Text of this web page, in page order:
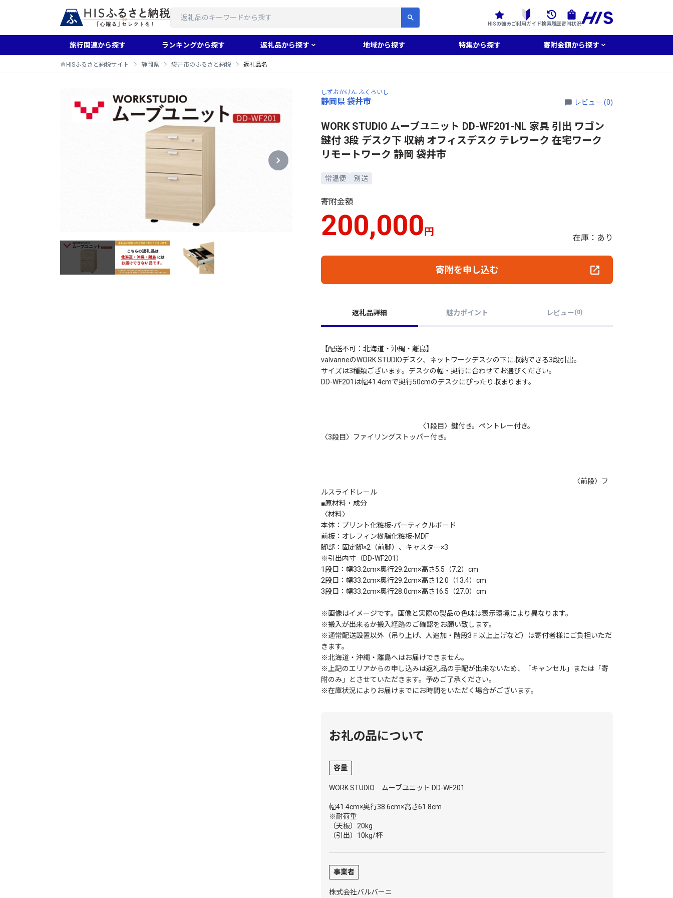
HISの強みご利用ガイド検索履歴寄附状況
旅行関連から探す ランキングから探す 返礼品から探す 地域から探す 特集から探す 寄附金額から探す
HISふるさと納税サイト 静岡県 袋井市のふるさと納税 返礼品名
しずおかけん ふくろいし
静岡県 袋井市 レビュー (0)
WORK STUDIO ムーブユニット DD-WF201-NL 家具 引出 ワゴン
鍵付 3段 デスク下 収納 オフィスデスク テレワーク 在宅ワーク
リモートワーク 静岡 袋井市
常温便 別送
寄附金額
200,000円
在庫：あり
寄附を申し込む
返礼品詳細 魅力ポイント レビュー(0)
【配送不可：北海道・沖縄・離島】
valvanneのWORK STUDIOデスク、ネットワークデスクの下に収納できる3段引出。
サイズは3種類ございます。デスクの幅・奥行に合わせてお選びください。
DD-WF201は幅41.4cmで奥行50cmのデスクにぴったり収まります。
〈1段目〉鍵付き。ペントレー付き。
〈3段目〉ファイリングストッパー付き。
〈前段〉フ
ルスライドレール
■原材料・成分
〈材料〉
本体：プリント化粧板-パーティクルボード
前板：オレフィン樹脂化粧板-MDF
脚部：固定脚×2（前脚）、キャスター×3
※引出内寸（DD-WF201）
1段目：幅33.2cm×奥行29.2cm×高さ5.5（7.2）cm
2段目：幅33.2cm×奥行29.2cm×高さ12.0（13.4）cm
3段目：幅33.2cm×奥行28.0cm×高さ16.5（27.0）cm
※画像はイメージです。画像と実際の製品の色味は表示環境により異なります。
※搬入が出来るか搬入経路のご確認をお願い致します。
※通常配送設置以外（吊り上げ、人追加・階段3Ｆ以上上げなど）は寄付者様にご負担いただ
きます。
※北海道・沖縄・離島へはお届けできません。
※上記のエリアからの申し込みは返礼品の手配が出来ないため、「キャンセル」または「寄
附のみ」とさせていただきます。予めご了承ください。
※在庫状況によりお届けまでにお時間をいただく場合がございます。
お礼の品について
容量
WORK STUDIO ムーブユニット DD-WF201
幅41.4cm×奥行38.6cm×高さ61.8cm
※耐荷重
（天板）20kg
（引出）10kg/杯
事業者
株式会社バルバーニ